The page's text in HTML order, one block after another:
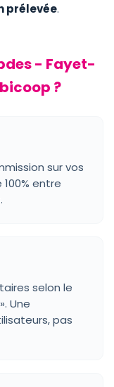
prélevée.
- Fayet-
?
sur vos
entre
selon le
Une
pas